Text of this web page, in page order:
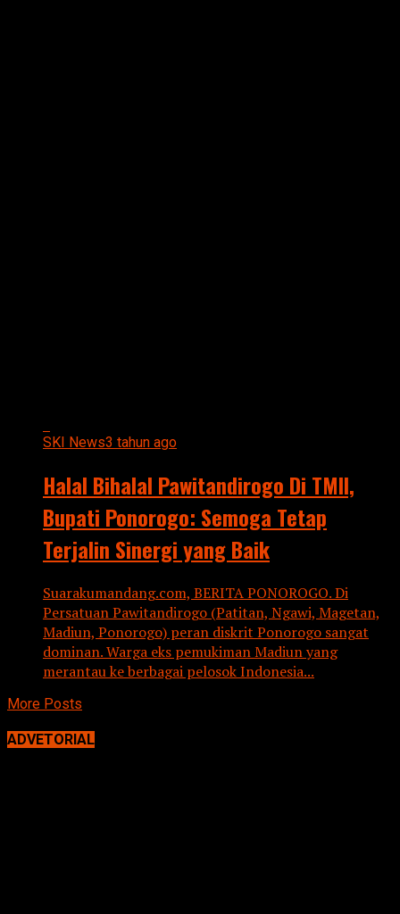
SKI News3 tahun ago
Halal Bihalal Pawitandirogo Di TMII,
Bupati Ponorogo: Semoga Tetap
Terjalin Sinergi yang Baik
Suarakumandang.com, BERITA PONOROGO. Di
Persatuan Pawitandirogo (Patitan, Ngawi, Magetan,
Madiun, Ponorogo) peran diskrit Ponorogo sangat
dominan. Warga eks pemukiman Madiun yang
merantau ke berbagai pelosok Indonesia...
More Posts
ADVETORIAL